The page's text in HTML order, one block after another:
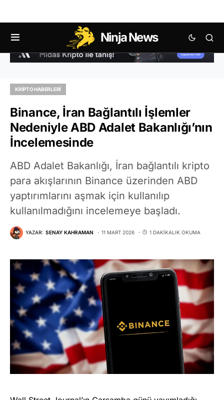
Ninja News
KRIPTO HABERLERI
Binance, İran Bağlantılı İşlemler
Nedeniyle ABD Adalet Bakanlığı’nın
İncelemesinde
ABD Adalet Bakanlığı, İran bağlantılı kripto
para akışlarının Binance üzerinden ABD
yaptırımlarını aşmak için kullanılıp
kullanılmadığını incelemeye başladı.
YAZAR: SENAY KAHRAMAN 11 MART 2026 1 DAKIKALIK OKUMA